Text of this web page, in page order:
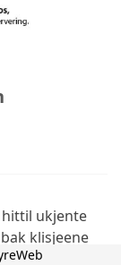
ukjente
klisjeene